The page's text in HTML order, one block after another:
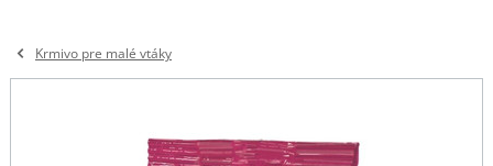
Krmivo pre malé vtáky